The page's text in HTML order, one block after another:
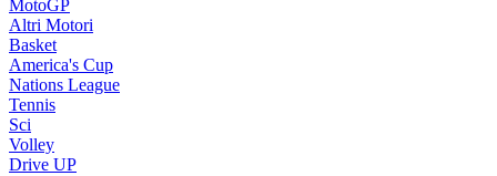
MotoGP
Altri Motori
Basket
America's Cup
Nations League
Tennis
Sci
Volley
Drive UP